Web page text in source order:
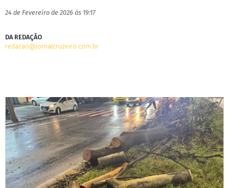
24 de Fevereiro de 2026 às 19:17
DA REDAÇÃO
redacao@jornalcruzeiro.com.br